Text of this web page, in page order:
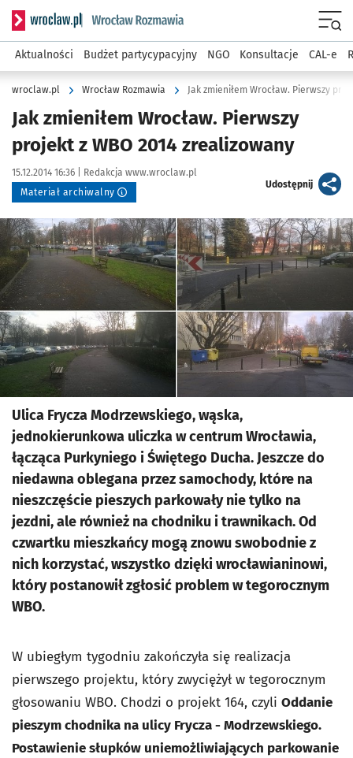
Serwis informacyjny wroclaw.pl podserwis: Rozmawia
Aktualności Budżet partycypacyjny NGO Konsultacje CAL-e
wroclaw.pl Wrocław Rozmawia Jak zmieniłem Wrocław. Pierwszy
Jak zmieniłem Wrocław. Pierwszy
projekt z WBO 2014 zrealizowany
Data publikacji:
15.12.2014 16:36 | Autor:
Redakcja www.wroclaw.pl
Materiał archiwalny
Udostępnijartykuł
Kliknij, aby powiększyć
Ulica Frycza Modrzewskiego, wąska,
jednokierunkowa uliczka w centrum Wrocławia,
łącząca Purkyniego i Świętego Ducha. Jeszcze do
niedawna oblegana przez samochody, które na
nieszczęście pieszych parkowały nie tylko na
jezdni, ale również na chodniku i trawnikach. Od
czwartku mieszkańcy mogą znowu swobodnie z
nich korzystać, wszystko dzięki wrocławianinowi,
który postanowił zgłosić problem w tegorocznym
WBO.
W ubiegłym tygodniu zakończyła się realizacja
pierwszego projektu, który zwyciężył w tegorocznym
głosowaniu WBO. Chodzi o projekt 164, czyli Oddanie
pieszym chodnika na ulicy Frycza - Modrzewskiego.
Postawienie słupków uniemożliwiających parkowanie